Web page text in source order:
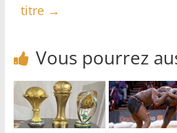
titre →
Vous pourrez